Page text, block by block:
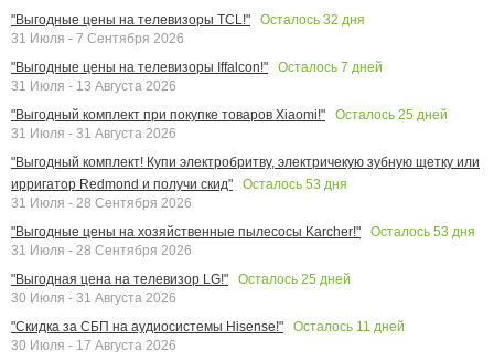
"Выгодные цены на телевизоры TCL!"
Осталось 32 дня
31 Июля - 7 Сентября 2026
"Выгодные цены на телевизоры Iffalcon!"
Осталось 7 дней
31 Июля - 13 Августа 2026
"Выгодный комплект при покупке товаров Xiaomi!"
Осталось 25 дней
31 Июля - 31 Августа 2026
"Выгодный комплект! Купи электробритву, электричекую зубную щетку или
ирригатор Redmond и получи скид"
Осталось 53 дня
31 Июля - 28 Сентября 2026
"Выгодные цены на хозяйственные пылесосы Karcher!"
Осталось 53 дня
31 Июля - 28 Сентября 2026
"Выгодная цена на телевизор LG!"
Осталось 25 дней
30 Июля - 31 Августа 2026
"Скидка за СБП на аудиосистемы Hisense!"
Осталось 11 дней
30 Июля - 17 Августа 2026